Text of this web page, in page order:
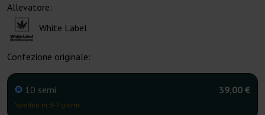
Allevatore:
White Label
Confezione originale:
10 semi
Spedito in 3-7 giorni
39,00 €